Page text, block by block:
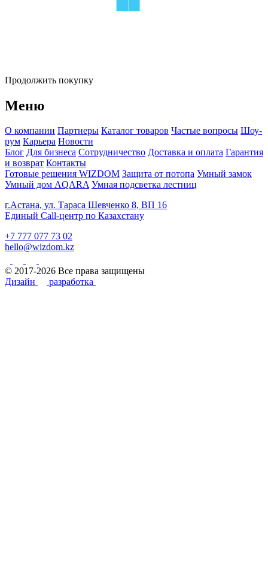
Продолжить покупку
Меню
О компании Партнеры Каталог товаров Частые вопросы Шоу-
рум Карьера Новости
Блог Для бизнеса Сотрудничество Доставка и оплата Гарантия
и возврат Контакты
Готовые решения WIZDOM Защита от потопа Умный замок
Умный дом AQARA Умная подсветка лестниц
г.Астана, ул. Тараса Шевченко 8, ВП 16
Единый Call-центр по Казахстану
+7 777 077 73 02
hello@wizdom.kz
© 2017-2026 Все права защищены
Дизайн
разработка